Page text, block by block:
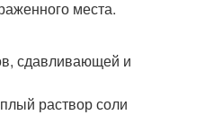
места.
сдавливающей и
раствор соли